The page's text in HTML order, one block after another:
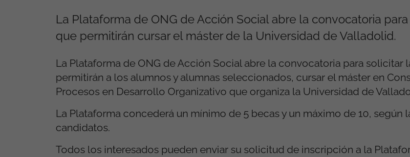
La Plataforma de ONG de Acción Social abre la convocatoria
que permitirán cursar el máster de la Universidad de Valladolid.
La Plataforma de ONG de Acción Social abre la convocatoria para solicitar
permitirán a los alumnos y alumnas seleccionados, cursar el máster en
Procesos en Desarrollo Organizativo que organiza la Universidad de
La Plataforma concederá un mínimo de 5 becas y un máximo de 10, según
candidatos.
Todos los interesados pueden enviar su solicitud de inscripción a la